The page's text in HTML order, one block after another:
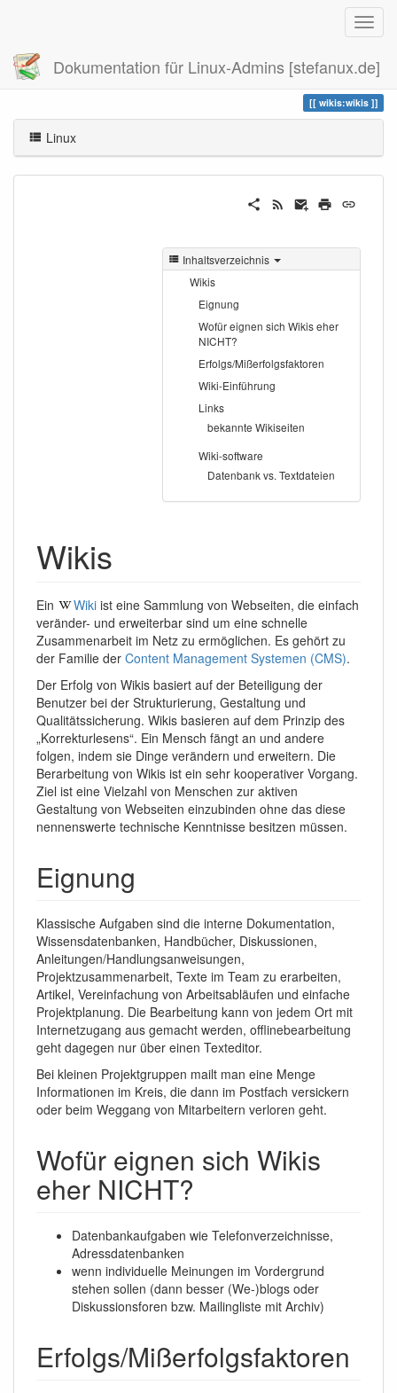
Dokumentation für Linux-Admins [stefanux.de]
Zuletzt angesehen wikis
wikis:wikis
Linux
Inhaltsverzeichnis
Wikis
Eignung
Wofür eignen sich Wikis eher
NICHT?
Erfolgs/Mißerfolgsfaktoren
Wiki-Einführung
Links
bekannte Wikiseiten
Wiki-software
Datenbank vs. Textdateien
Wikis
Ein Wiki ist eine Sammlung von Webseiten, die einfach
veränder- und erweiterbar sind um eine schnelle
Zusammenarbeit im Netz zu ermöglichen. Es gehört zu
der Familie der Content Management Systemen (CMS).
Der Erfolg von Wikis basiert auf der Beteiligung der
Benutzer bei der Strukturierung, Gestaltung und
Qualitätssicherung. Wikis basieren auf dem Prinzip des
„Korrekturlesens“. Ein Mensch fängt an und andere
folgen, indem sie Dinge verändern und erweitern. Die
Berarbeitung von Wikis ist ein sehr kooperativer Vorgang.
Ziel ist eine Vielzahl von Menschen zur aktiven
Gestaltung von Webseiten einzubinden ohne das diese
nennenswerte technische Kenntnisse besitzen müssen.
Eignung
Klassische Aufgaben sind die interne Dokumentation,
Wissensdatenbanken, Handbücher, Diskussionen,
Anleitungen/Handlungsanweisungen,
Projektzusammenarbeit, Texte im Team zu erarbeiten,
Artikel, Vereinfachung von Arbeitsabläufen und einfache
Projektplanung. Die Bearbeitung kann von jedem Ort mit
Internetzugang aus gemacht werden, offlinebearbeitung
geht dagegen nur über einen Texteditor.
Bei kleinen Projektgruppen mailt man eine Menge
Informationen im Kreis, die dann im Postfach versickern
oder beim Weggang von Mitarbeitern verloren geht.
Wofür eignen sich Wikis
eher NICHT?
Datenbankaufgaben wie Telefonverzeichnisse,
Adressdatenbanken
wenn individuelle Meinungen im Vordergrund
stehen sollen (dann besser (We-)blogs oder
Diskussionsforen bzw. Mailingliste mit Archiv)
Erfolgs/Mißerfolgsfaktoren